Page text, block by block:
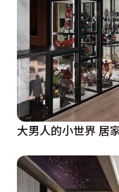
大男人的小世界